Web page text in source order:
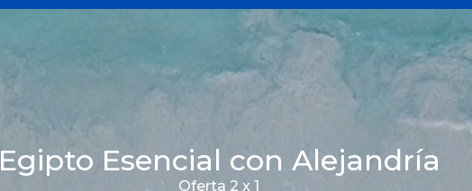
Egipto Esencial con Alejandría
Oferta 2 x 1